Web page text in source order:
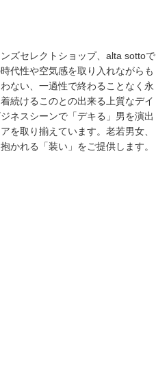
ズセレクトショップ、alta sottoで
代性や空気感を取り入れながらも
ない、一過性で終わることなく永
続けるこのとの出来る上質なデイ
ネスシーンで「デキる」男を演出
を取り揃えています。老若男女、
かれる「装い」をご提供します。